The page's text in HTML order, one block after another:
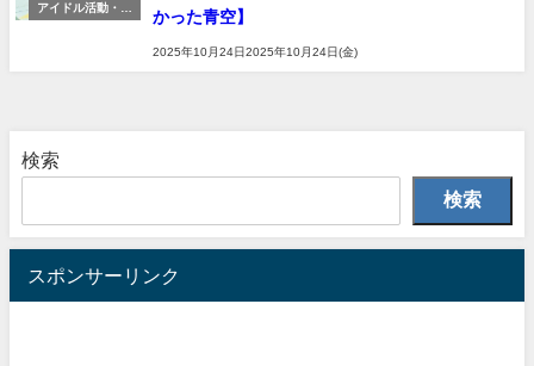
アイドル活動・推
かった青空】
2025年10月24日2025年10月24日(金)
検索
検索
スポンサーリンク